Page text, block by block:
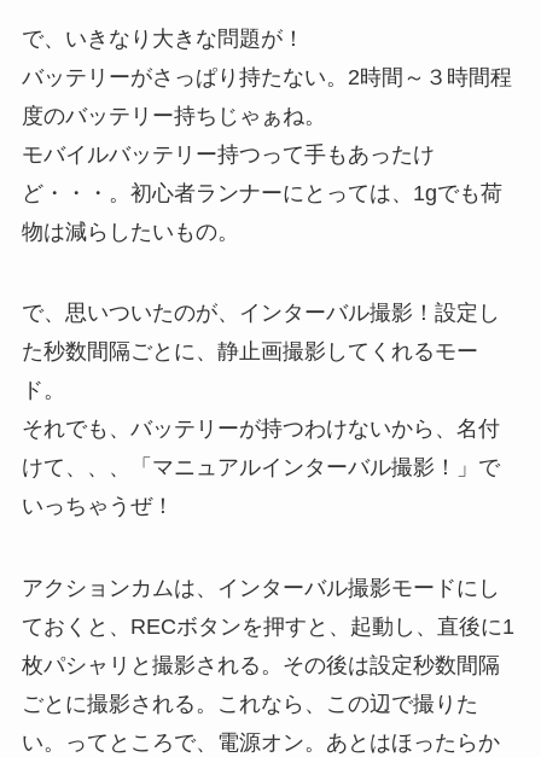
で、いきなり大きな問題が！
バッテリーがさっぱり持たない。2時間～３時間程
度のバッテリー持ちじゃぁね。
モバイルバッテリー持つって手もあったけ
ど・・・。初心者ランナーにとっては、1gでも荷
物は減らしたいもの。
で、思いついたのが、インターバル撮影！設定し
た秒数間隔ごとに、静止画撮影してくれるモー
ド。
それでも、バッテリーが持つわけないから、名付
けて、、、「マニュアルインターバル撮影！」で
いっちゃうぜ！
アクションカムは、インターバル撮影モードにし
ておくと、RECボタンを押すと、起動し、直後に1
枚パシャリと撮影される。その後は設定秒数間隔
ごとに撮影される。これなら、この辺で撮りた
い。ってところで、電源オン。あとはほったらか